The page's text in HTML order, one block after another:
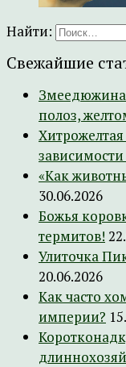
Найти:
Свежайшие
полоз,
«Как
30.06.2026
Божья
термитов!
Улиточка
20.06.2026
Как часто
империи?